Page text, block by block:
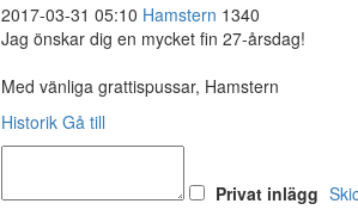
2017-03-31 05:10 Hamstern 1340
Jag önskar dig en mycket fin 27-årsdag!
Med vänliga grattispussar, Hamstern
Historik Gå till
Privat inlägg